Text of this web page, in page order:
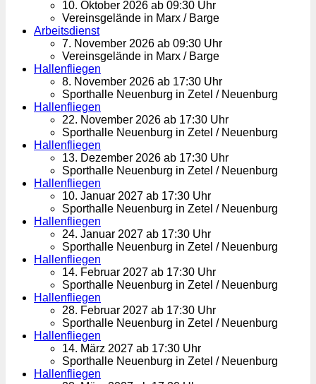
10. Oktober 2026 ab 09:30 Uhr
Vereinsgelände in Marx / Barge
Arbeitsdienst
7. November 2026 ab 09:30 Uhr
Vereinsgelände in Marx / Barge
Hallenfliegen
8. November 2026 ab 17:30 Uhr
Sporthalle Neuenburg in Zetel / Neuenburg
Hallenfliegen
22. November 2026 ab 17:30 Uhr
Sporthalle Neuenburg in Zetel / Neuenburg
Hallenfliegen
13. Dezember 2026 ab 17:30 Uhr
Sporthalle Neuenburg in Zetel / Neuenburg
Hallenfliegen
10. Januar 2027 ab 17:30 Uhr
Sporthalle Neuenburg in Zetel / Neuenburg
Hallenfliegen
24. Januar 2027 ab 17:30 Uhr
Sporthalle Neuenburg in Zetel / Neuenburg
Hallenfliegen
14. Februar 2027 ab 17:30 Uhr
Sporthalle Neuenburg in Zetel / Neuenburg
Hallenfliegen
28. Februar 2027 ab 17:30 Uhr
Sporthalle Neuenburg in Zetel / Neuenburg
Hallenfliegen
14. März 2027 ab 17:30 Uhr
Sporthalle Neuenburg in Zetel / Neuenburg
Hallenfliegen